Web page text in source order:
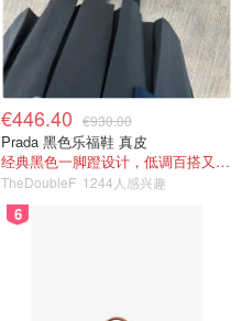
€446.40 €930.00
Prada 黑色乐福鞋 真皮
经典黑色一脚蹬设计，低调百搭又高级
TheDoubleF 1244人感兴趣
6